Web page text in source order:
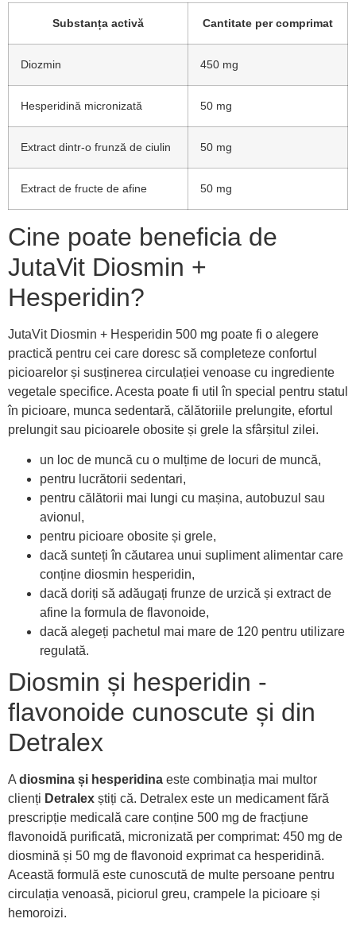
Substanța activă Cantitate per comprimat
Diozmin 450 mg
Hesperidină micronizată 50 mg
Extract dintr-o frunză de ciulin 50 mg
Extract de fructe de afine 50 mg
Cine poate beneficia de
JutaVit Diosmin +
Hesperidin?
JutaVit Diosmin + Hesperidin 500 mg poate fi o alegere
practică pentru cei care doresc să completeze confortul
picioarelor și susținerea circulației venoase cu ingrediente
vegetale specifice. Acesta poate fi util în special pentru statul
în picioare, munca sedentară, călătoriile prelungite, efortul
prelungit sau picioarele obosite și grele la sfârșitul zilei.
un loc de muncă cu o mulțime de locuri de muncă,
pentru lucrătorii sedentari,
pentru călătorii mai lungi cu mașina, autobuzul sau
avionul,
pentru picioare obosite și grele,
dacă sunteți în căutarea unui supliment alimentar care
conține diosmin hesperidin,
dacă doriți să adăugați frunze de urzică și extract de
afine la formula de flavonoide,
dacă alegeți pachetul mai mare de 120 pentru utilizare
regulată.
Diosmin și hesperidin -
flavonoide cunoscute și din
Detralex
A diosmina și hesperidina este combinația mai multor
clienți Detralex știți că. Detralex este un medicament fără
prescripție medicală care conține 500 mg de fracțiune
flavonoidă purificată, micronizată per comprimat: 450 mg de
diosmină și 50 mg de flavonoid exprimat ca hesperidină.
Această formulă este cunoscută de multe persoane pentru
circulația venoasă, piciorul greu, crampele la picioare și
hemoroizi.